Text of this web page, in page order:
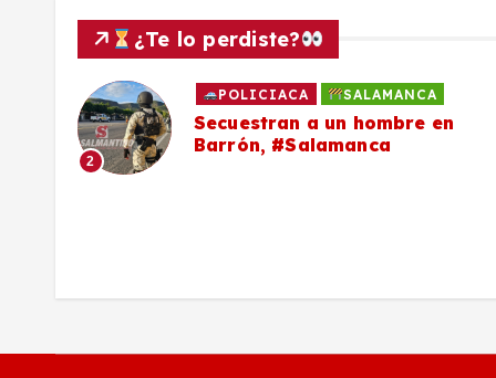
¿Te lo perdiste?
2
POLICIACA SALAMANCA
Secuestran a un hombre en
Barrón, #Salamanca